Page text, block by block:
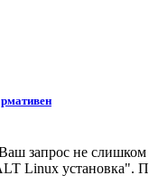
запрос не
Linux установка".